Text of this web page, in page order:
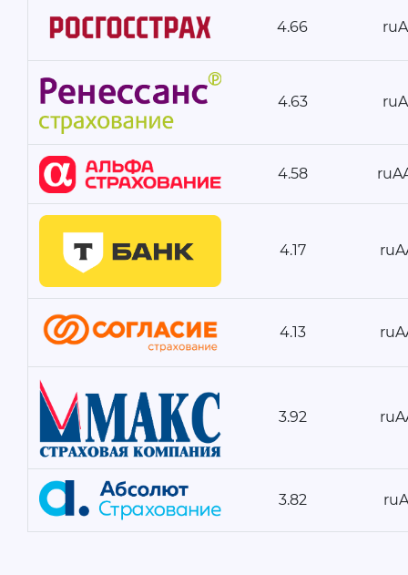
4.66
4.63
4.58
4.17
4.13
3.92
3.82